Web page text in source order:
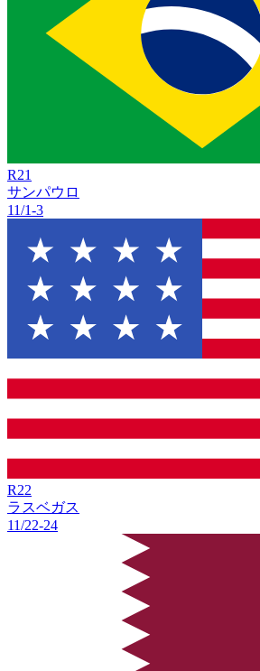
R21
サンパウロ
11/1-3
R22
ラスベガス
11/22-24